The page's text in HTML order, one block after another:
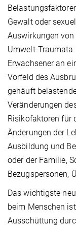
Gewalt oder
Auswirkungen
Umwelt-Traumata
Erwachsener an
Vorfeld des
gehäuft
Veränderungen
Risikofaktoren für
Änderungen der
Ausbildung und
oder der Familie,
Bezugspersonen,
Das wichtigste
beim Menschen
Ausschüttung